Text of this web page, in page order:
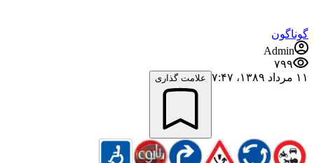
گوناگون
Admin
۷۹۹
۱۱ مرداد ۱۳۸۹،‏ ۷:۴۷
علامت گذاری